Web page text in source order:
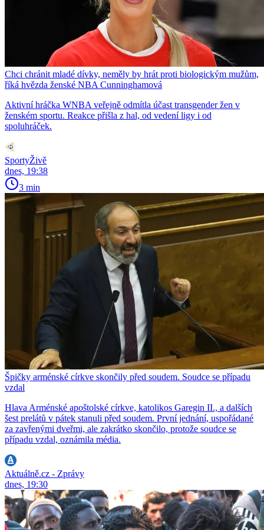
Chci chránit mladé dívky, neměly by hrát proti biologickým mužům,
říká hvězda ženské NBA Cunninghamová
Aktivní hráčka WNBA veřejně odmítla účast transgender žen v
ženském sportu. Reakce přišla z hal, od vedení ligy i od
spoluhráček.
SportyŽivě
dnes, 19:38
3 min
Špičky arménské církve skončily před soudem. Soudce se případu
vzdal
Hlava Arménské apoštolské církve, katolikos Garegin II., a dalších
šest prelátů v pátek stanuli před soudem. První jednání, uspořádané
za zavřenými dveřmi, ale zakrátko skončilo, protože soudce se
případu vzdal, oznámila média.
Aktuálně.cz - Zprávy
dnes, 19:30